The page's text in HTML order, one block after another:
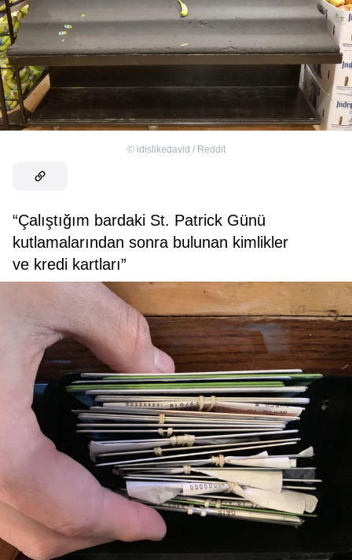
© idislikedavid / Reddit
“Çalıştığım bardaki St. Patrick Günü
kutlamalarından sonra bulunan kimlikler
ve kredi kartları”